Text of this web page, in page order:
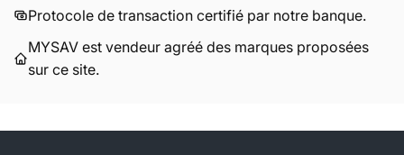
Protocole de transaction certifié par notre banque.
MYSAV est vendeur agréé des marques proposées
sur ce site.